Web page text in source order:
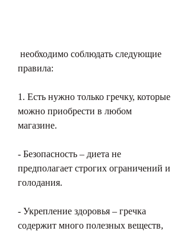
правила:
1. Есть нужно только гречку, которые
можно приобрести в любом
магазине.
- Безопасность – диета не
предполагает строгих ограничений и
голодания.
- Укрепление здоровья – гречка
содержит много полезных веществ,